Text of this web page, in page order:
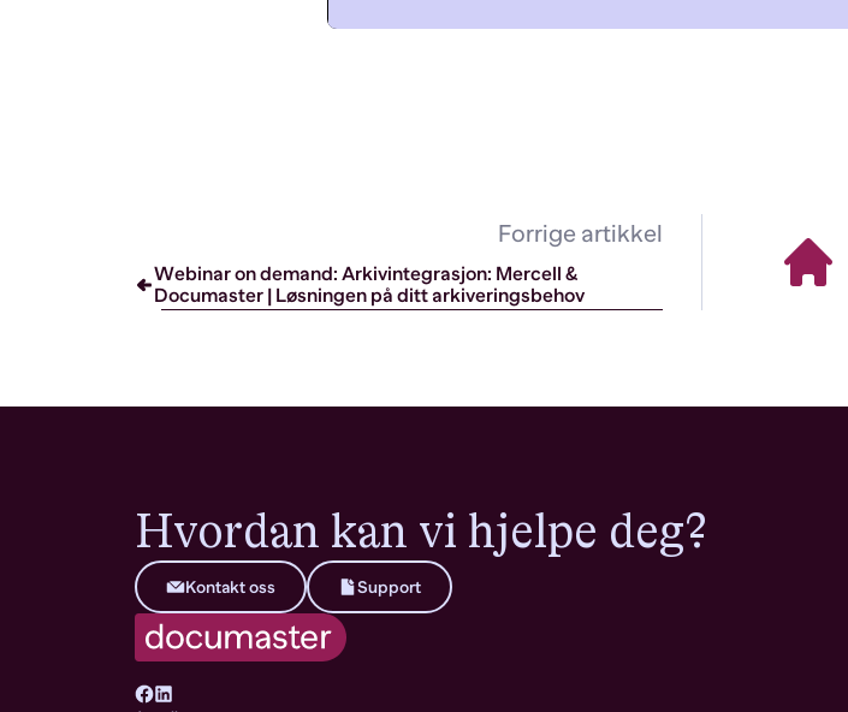
Forrige artikkel
Webinar on demand: Arkivintegrasjon: Mercell &
Documaster | Løsningen på ditt arkiveringsbehov
Hvordan kan vi hjelpe deg?
Kontakt oss Support